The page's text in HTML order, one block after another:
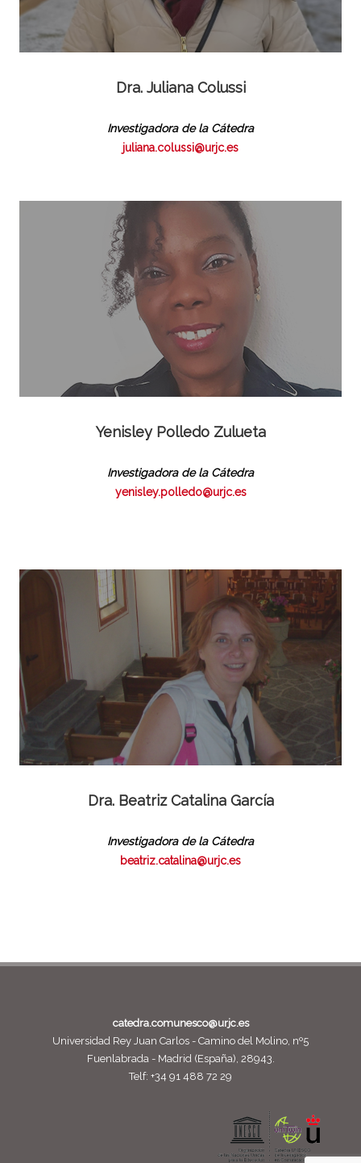
Dra. Juliana Colussi
Investigadora de la Cátedra
juliana.colussi@urjc.es
Yenisley Polledo Zulueta
Investigadora de la Cátedra
yenisley.polledo@urjc.es
Dra. Beatriz Catalina García
Investigadora de la Cátedra
beatriz.catalina@urjc.es
catedra.comunesco@urjc.es
Universidad Rey Juan Carlos - Camino del Molino, nº5
Fuenlabrada - Madrid (España), 28943.
Telf: +34 91 488 72 29